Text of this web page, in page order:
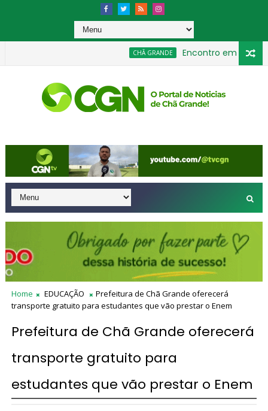
CHÃ GRANDE Encontro em Chã
Home EDUCAÇÃO
Prefeitura de Chã Grande oferecerá
transporte gratuito para estudantes que vão prestar o Enem
Prefeitura de Chã Grande oferecerá
transporte gratuito para
estudantes que vão prestar o Enem